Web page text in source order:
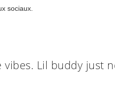
sociaux.
Lil buddy just